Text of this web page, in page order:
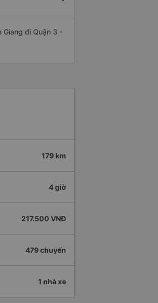
Giang đi Quận 3 -
179 km
4 giờ
217.500 VNĐ
479 chuyến
1 nhà xe